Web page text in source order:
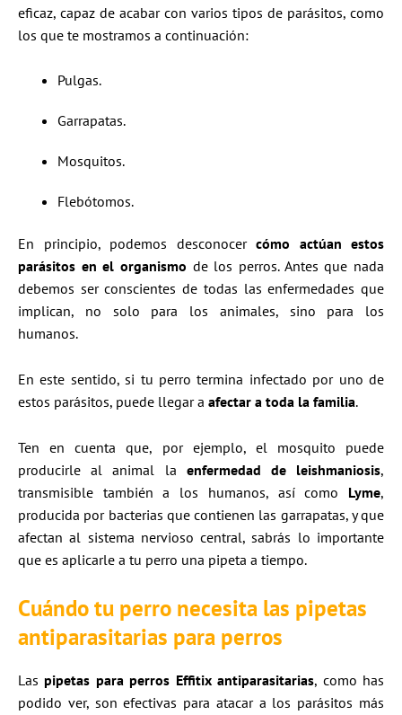
eficaz, capaz de acabar con varios tipos de parásitos, como
los que te mostramos a continuación:
Pulgas.
Garrapatas.
Mosquitos.
Flebótomos.
En principio, podemos desconocer cómo actúan estos
parásitos en el organismo de los perros. Antes que nada
debemos ser conscientes de todas las enfermedades que
implican, no solo para los animales, sino para los
humanos.
En este sentido, si tu perro termina infectado por uno de
estos parásitos, puede llegar a afectar a toda la familia.
Ten en cuenta que, por ejemplo, el mosquito puede
producirle al animal la enfermedad de leishmaniosis,
transmisible también a los humanos, así como Lyme,
producida por bacterias que contienen las garrapatas, y que
afectan al sistema nervioso central, sabrás lo importante
que es aplicarle a tu perro una pipeta a tiempo.
Cuándo tu perro necesita las pipetas
antiparasitarias para perros
Laspipetas para perros Effitix antiparasitarias, como has
podido ver, son efectivas para atacar a los parásitos más